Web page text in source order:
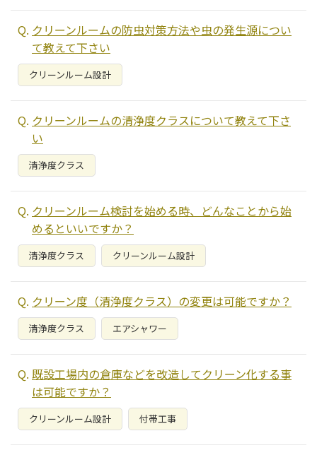
クリーンルームの防虫対策方法や虫の発生源につい
て教えて下さい
クリーンルーム設計
クリーンルームの清浄度クラスについて教えて下さ
い
清浄度クラス
クリーンルーム検討を始める時、どんなことから始
めるといいですか？
清浄度クラス クリーンルーム設計
クリーン度（清浄度クラス）の変更は可能ですか？
清浄度クラス エアシャワー
既設工場内の倉庫などを改造してクリーン化する事
は可能ですか？
クリーンルーム設計 付帯工事